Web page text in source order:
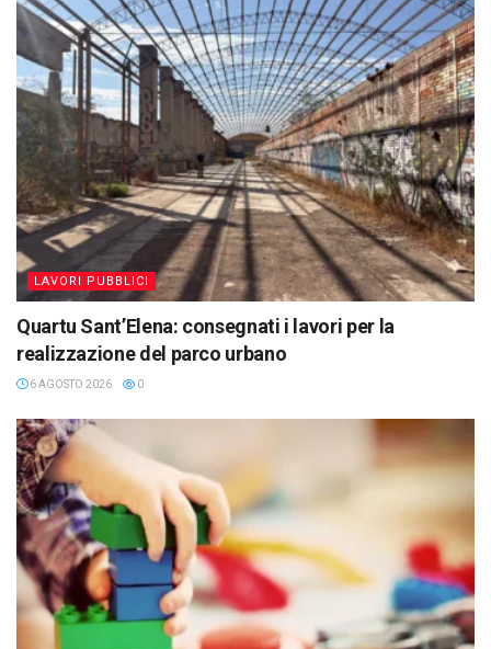
LAVORI PUBBLICI
Quartu Sant’Elena: consegnati i lavori per la
realizzazione del parco urbano
6 AGOSTO 2026 0